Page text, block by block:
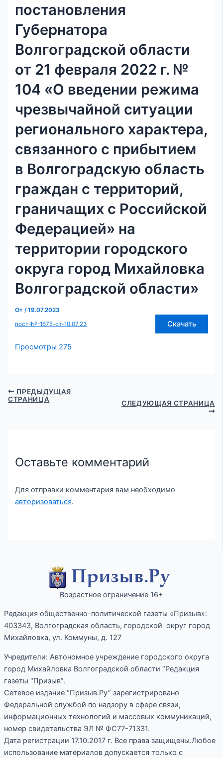
постановления
Губернатора
Волгоградской области
от 21 февраля 2022 г. №
104 «О введении режима
чрезвычайной ситуации
регионального характера,
связанного с прибытием
в Волгоградскую область
граждан с территорий,
граничащих с Российской
Федерацией» на
территории городского
округа город Михайловка
Волгоградской области»
От/19.07.2023
пост-№-1675-от-10.07.23
Скачать
Просмотры 275
ПРЕДЫДУЩАЯ
СТРАНИЦА
СЛЕДУЮЩАЯ СТРАНИЦА
Оставьте комментарий
Для отправки комментария вам необходимо
авторизоваться.
Возрастное ограничение 16+
Редакция общественно-политической газеты «Призыв»:
403343, Волгоградская область, городской округ город
Михайловка, ул. Коммуны, д. 127
Учредители: Автономное учреждение городского округа
город Михайловка Волгоградской области “Редакция
газеты “Призыв”.
Сетевое издание “Призыв.Ру” зарегистрировано
Федеральной службой по надзору в сфере связи,
информационных технологий и массовых коммуникаций,
номер свидетельства ЭЛ № ФС77-71331.
Дата регистрации 17.10.2017 г. Все права защищены.Любое
использование материалов допускается только с